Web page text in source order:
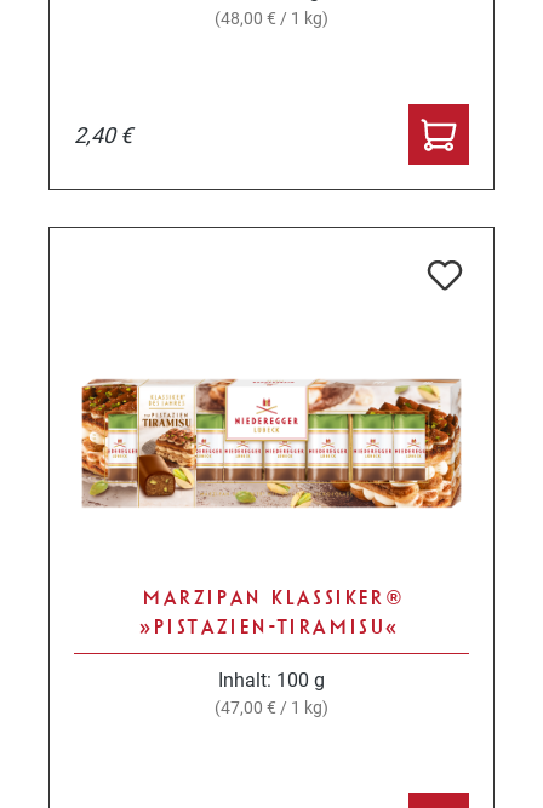
(48,00 € / 1 kg)
2,40 €
MARZIPAN KLASSIKER®
»PISTAZIEN-TIRAMISU«
Inhalt: 100 g
(47,00 € / 1 kg)